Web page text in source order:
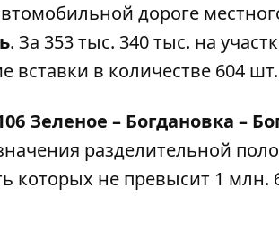
дороге
. За 353 тыс. 340 тыс. на
в количестве 604 шт.
Зеленое – Богдановка –
разделительной
которых не превысит 1 млн.